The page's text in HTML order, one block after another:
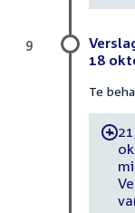
18
Te
-
9